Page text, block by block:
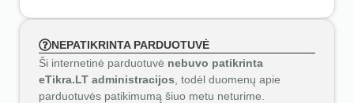
NEPATIKRINTA PARDUOTUVĖ
Ši internetinė parduotuvė nebuvo patikrinta
eTikra.LT administracijos , todėl duomenų apie
parduotuvės patikimumą šiuo metu neturime.